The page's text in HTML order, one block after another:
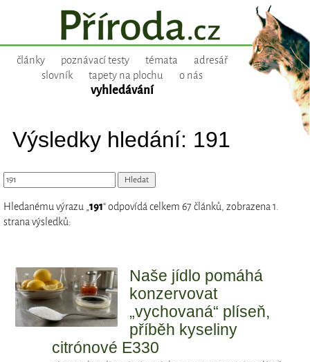
články poznávací testy témata
adresář
slovník
tapety na plochu o nás
vyhledávání
Výsledky hledání: 191
Hledanému výrazu „191“ odpovídá celkem 67 článků, zobrazena 1.
strana výsledků:
Naše jídlo pomáhá
konzervovat
„vychovaná“ plíseň,
příběh kyseliny
citrónové E330